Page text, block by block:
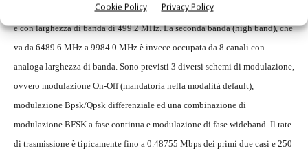
Cookie Policy Privacy Policy
comunicazione equispaziati, intorno alla frequenza centrale di 3993.6 MHz
e con larghezza di banda di 499.2 MHz. La seconda banda (high band), che
va da 6489.6 MHz a 9984.0 MHz è invece occupata da 8 canali con
analoga larghezza di banda. Sono previsti 3 diversi schemi di modulazione,
ovvero modulazione On-Off (mandatoria nella modalità default),
modulazione Bpsk/Qpsk differenziale ed una combinazione di
modulazione BFSK a fase continua e modulazione di fase wideband. Il rate
di trasmissione è tipicamente fino a 0.48755 Mbps dei primi due casi e 250